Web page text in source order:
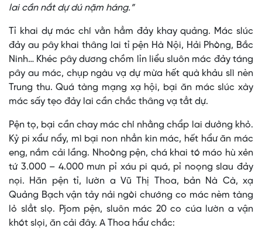
lai cần nắt dự dú nặm háng.”
Tỉ khai dự mác chí vằn hẳm đảy khay quảng. Mác slúc
đảy au pây khai thâng lai tỉ pện Hà Nội, Hải Phòng, Bắc
Ninh… Khéc pây dương chồm lỉn liểu sluôn mác đảy táng
pây au mác, chụp ngàu vạ dự mừa hết quà khảu slì nèn
Trung thu. Quá tàng mạng xạ hội, bại ăn mác slúc xày
mác sấy tẹo đảy lai cần chắc thâng vạ tẳt dự.
Pện tọ, bại cần chay mác chí nhằng chẩp lai dưởng khỏ.
Kỷ pi xẩư nẩy, mì bại non nhẳn kin mác, hết hẩư ăn mác
eng, nắm cải lầng. Nhoòng pện, chá khai tó máo hù xẻn
tứ 3.000 – 4.000 mưn pỉ xáu pi quá, pỉ noọng slau đảy
nọi. Hăn pện tỉ, lườn a Vũ Thị Thoa, bản Nà Cà, xạ
Quảng Bạch vận tảy nải ngòi chướng co mác nèm tàng
lỏ slẳt slọ. Pjom pện, sluôn mác 20 co cúa lườn a vận
khót slọi, ăn cải đây. A Thoa hẩư chắc: